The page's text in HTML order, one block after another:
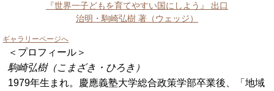
『世界一子どもを育てやすい国にしよう』 出口
治明・駒崎弘樹 著（ウェッジ）
ギャラリーページへ
＜プロフィール＞
駒崎弘樹（こまざき・ひろき）
1979年生まれ。慶應義塾大学総合政策学部卒業後、「地域